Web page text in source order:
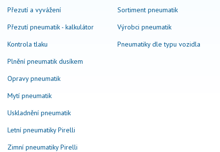
Přezutí a vyvážení
Přezutí pneumatik - kalkulátor
Kontrola tlaku
Plnění pneumatik dusíkem
Opravy pneumatik
Mytí pneumatik
Uskladnění pneumatik
Letní pneumatiky Pirelli
Zimní pneumatiky Pirelli
Sortiment pneumatik
Výrobci pneumatik
Pneumatiky dle typu vozidla